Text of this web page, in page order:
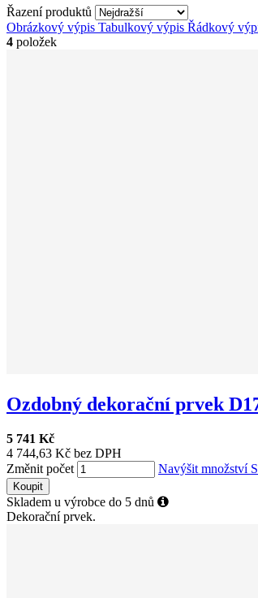
Řazení produktů
Obrázkový výpis Tabulkový výpis Řádkový
4 položek
Ozdobný dekorační prvek
5 741 Kč
4 744,63 Kč bez DPH
Změnit počet
Navýšit množství
Koupit
Skladem u výrobce do 5 dnů
Dekorační prvek.